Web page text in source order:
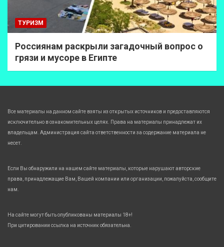
ТУРИЗМ
Россиянам раскрыли загадочный вопрос о
грязи и мусоре в Египте
Все материалы на данном сайте взяты из открытых источников и предоставляются
исключительно в ознакомительных целях. Права на материалы принадлежат их
владельцам. Администрация сайта ответственности за содержание материала не
несет.
Если Вы обнаружили на нашем сайте материалы, которые нарушают авторские
права, принадлежащие Вам, Вашей компании или организации, пожалуйста, сообщите
нам.
На сайте могут быть опубликованы материалы 18+!
При цитировании ссылка на источник обязательна.